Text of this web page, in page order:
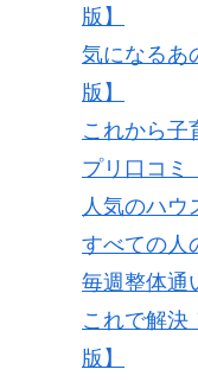
版】
気になるあ
版】
これから子
プリ口コミ
人気のハウ
すべての人
毎週整体通
これで解決
版】